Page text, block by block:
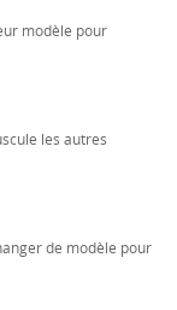
modèle pour
les autres
de modèle pour